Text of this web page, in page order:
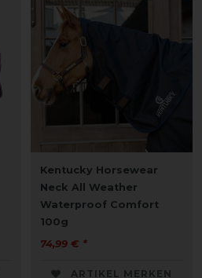
Kentucky Horsewear
Neck All Weather
Waterproof Comfort
100g
74,99 € *
ARTIKEL MERKEN